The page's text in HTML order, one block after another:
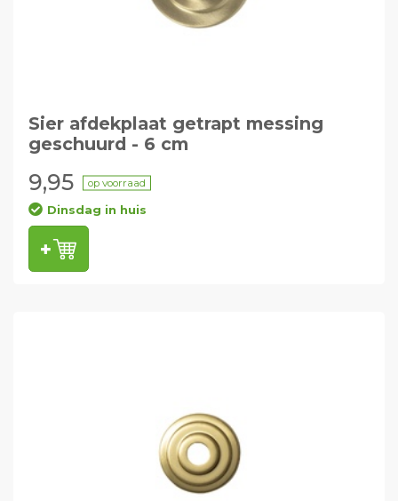
Sier afdekplaat getrapt messing
geschuurd - 6 cm
9,95 op voorraad
Dinsdag in huis